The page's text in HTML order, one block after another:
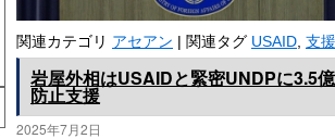
関連カテゴリ アセアン | 関連タグ USAID 支援
岩屋外相はUSAIDと緊密UNDPに3.5
防止支援
2025年7月2日